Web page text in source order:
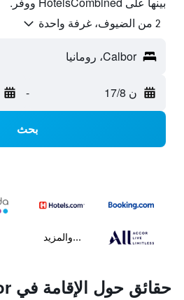
2 من الضيوف، غرفة واحدة
Calbor، رومانيا
ن 17/8 -
بحث
...والمزيد
حقائق حول الإقامة في Calbor